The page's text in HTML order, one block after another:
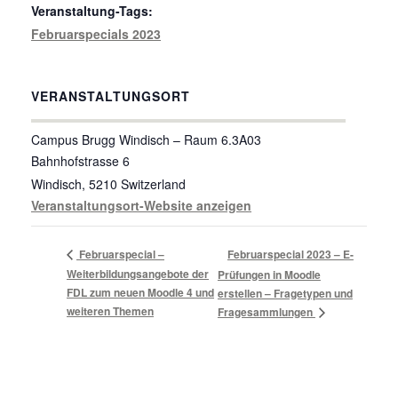
Veranstaltung-Tags:
Februarspecials 2023
VERANSTALTUNGSORT
Campus Brugg Windisch – Raum 6.3A03
Bahnhofstrasse 6
Windisch, 5210 Switzerland
Veranstaltungsort-Website anzeigen
Februarspecial –
Weiterbildungsangebote der
FDL zum neuen Moodle 4 und
weiteren Themen
Februarspecial 2023 – E-
Prüfungen in Moodle
erstellen – Fragetypen und
Fragesammlungen